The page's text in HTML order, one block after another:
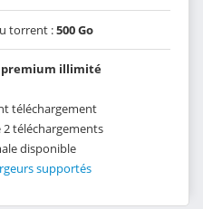
torrent :500 Go
illimité
téléchargement
téléchargements
disponible
supportés